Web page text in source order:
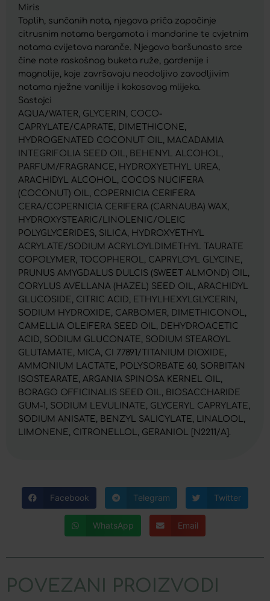
Miris
Toplih, sunčanih nota, njegova priča započinje
citrusnim notama bergamota i mandarine te cvjetnim
notama cvijetova naranče. Njegovo baršunasto srce
čine note raskošnog buketa ruže, gardenije i
magnolije, koje završavaju neodoljivo zavodljivim
notama nježne vanilije i kokosovog mlijeka.
Sastojci
AQUA/WATER, GLYCERIN, COCO-
CAPRYLATE/CAPRATE, DIMETHICONE,
HYDROGENATED COCONUT OIL, MACADAMIA
INTEGRIFOLIA SEED OIL, BEHENYL ALCOHOL,
PARFUM/FRAGRANCE, HYDROXYETHYL UREA,
ARACHIDYL ALCOHOL, COCOS NUCIFERA
(COCONUT) OIL, COPERNICIA CERIFERA
CERA/COPERNICIA CERIFERA (CARNAUBA) WAX,
HYDROXYSTEARIC/LINOLENIC/OLEIC
POLYGLYCERIDES, SILICA, HYDROXYETHYL
ACRYLATE/SODIUM ACRYLOYLDIMETHYL TAURATE
COPOLYMER, TOCOPHEROL, CAPRYLOYL GLYCINE,
PRUNUS AMYGDALUS DULCIS (SWEET ALMOND) OIL,
CORYLUS AVELLANA (HAZEL) SEED OIL, ARACHIDYL
GLUCOSIDE, CITRIC ACID, ETHYLHEXYLGLYCERIN,
SODIUM HYDROXIDE, CARBOMER, DIMETHICONOL,
CAMELLIA OLEIFERA SEED OIL, DEHYDROACETIC
ACID, SODIUM GLUCONATE, SODIUM STEAROYL
GLUTAMATE, MICA, CI 77891/TITANIUM DIOXIDE,
AMMONIUM LACTATE, POLYSORBATE 60, SORBITAN
ISOSTEARATE, ARGANIA SPINOSA KERNEL OIL,
BORAGO OFFICINALIS SEED OIL, BIOSACCHARIDE
GUM-1, SODIUM LEVULINATE, GLYCERYL CAPRYLATE,
SODIUM ANISATE, BENZYL SALICYLATE, LINALOOL,
LIMONENE, CITRONELLOL, GERANIOL [N2211/A].
Facebook Telegram Twitter
WhatsApp Email
POVEZANI PROIZVODI